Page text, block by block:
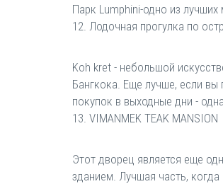
Парк Lumphini-одно из
12. Лодочная прогулка по
Koh kret - небольшой
Бангкока. Еще лучше, если
покупок в выходные дни -
13. VIMANMEK TEAK MANSION
Этот дворец является еще
зданием. Лучшая часть,